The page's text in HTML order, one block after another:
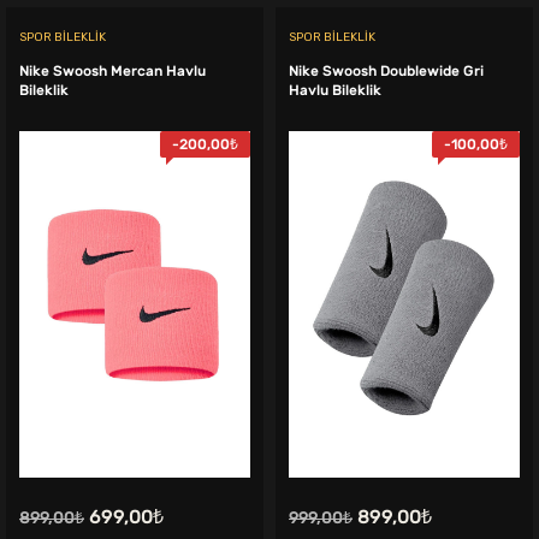
SPOR BILEKLIK
Nike Swoosh Mercan Havlu
Bileklik
-200,00₺
899,00₺ Orijinal
699,00₺Şu
SPOR BILEKLIK
Nike Swoosh Doublewide Gri
Havlu Bileklik
-100,00₺
999,00₺ Orijinal
899,00₺Şu